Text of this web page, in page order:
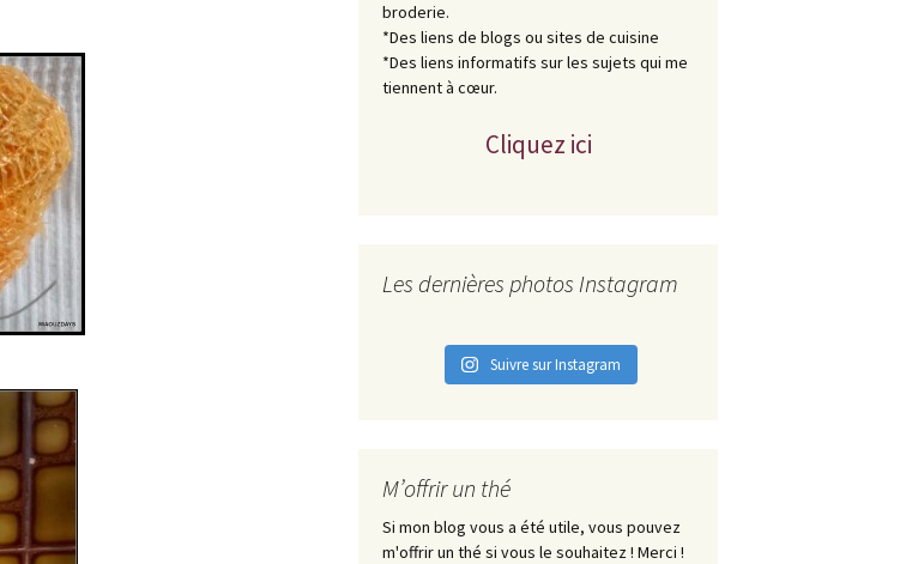
broderie.
*Des liens de blogs ou sites de cuisine
*Des liens informatifs sur les sujets qui me
tiennent à cœur.
Cliquez ici
Les dernières photos Instagram
Suivre sur Instagram
M’offrir un thé
Si mon blog vous a été utile, vous pouvez
m'offrir un thé si vous le souhaitez ! Merci !